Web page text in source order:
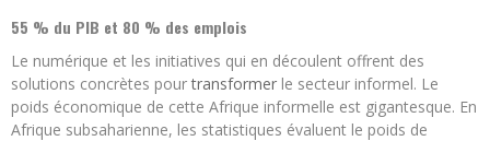
55 % du PIB et 80 % des emplois
Le numérique et les initiatives qui en découlent offrent des
solutions concrètes pourtransformer le secteur informel. Le
poids économique de cette Afrique informelle est gigantesque. En
Afrique subsaharienne, les statistiques évaluent le poids de